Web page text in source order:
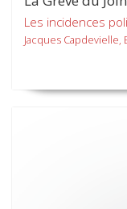
Les incidences
Jacques